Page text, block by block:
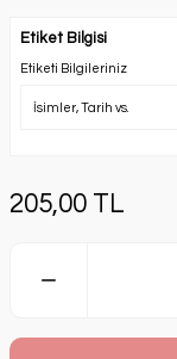
Etiket Bilgisi
Etiketi Bilgileriniz
205,00 TL